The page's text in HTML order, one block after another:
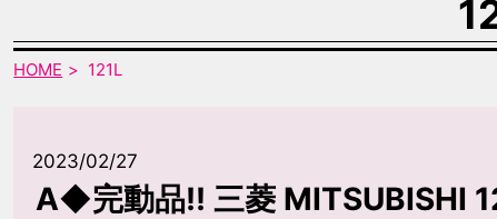
HOME 121L
2023/02/27
A◆完動品!! 三菱 MITSUBISHI